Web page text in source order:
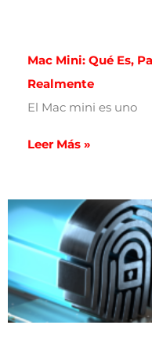
Mac Mini: Qué Es,
Realmente
El Mac mini es uno
Leer Más »